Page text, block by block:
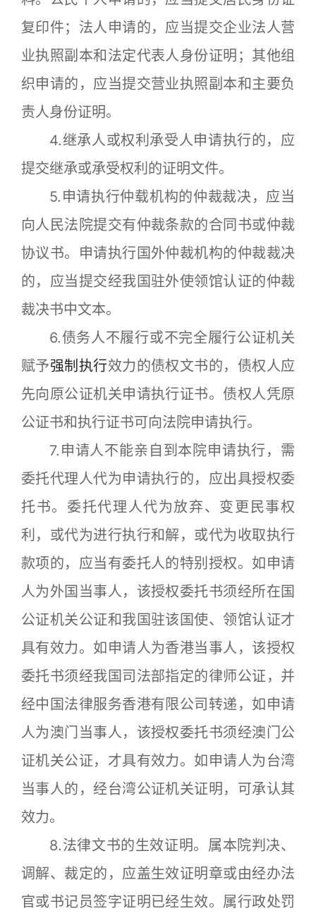
复印件；法人申请的，应当提交企业法人营
业执照副本和法定代表人身份证明；其他组
织申请的，应当提交营业执照副本和主要负
责人身份证明。
4.继承人或权利承受人申请执行的，应
提交继承或承受权利的证明文件。
5.申请执行仲载机构的仲裁裁决，应当
向人民法院提交有仲裁条款的合同书或仲裁
协议书。申请执行国外仲裁机构的仲裁裁决
的，应当提交经我国驻外使领馆认证的仲裁
裁决书中文本。
6.债务人不履行或不完全履行公证机关
赋予强制执行效力的债权文书的，债权人应
先向原公证机关申请执行证书。债权人凭原
公证书和执行证书可向法院申请执行。
7.申请人不能亲自到本院申请执行，需
委托代理人代为申请执行的，应出具授权委
托书。委托代理人代为放弃、变更民事权
利，或代为进行执行和解，或代为收取执行
款项的，应当有委托人的特别授权。如申请
人为外国当事人，该授权委托书须经所在国
公证机关公证和我国驻该国使、领馆认证才
具有效力。如申请人为香港当事人，该授权
委托书须经我国司法部指定的律师公证，并
经中国法律服务香港有限公司转递，如申请
人为澳门当事人，该授权委托书须经澳门公
证机关公证，才具有效力。如申请人为台湾
当事人的，经台湾公证机关证明，可承认其
效力。
8.法律文书的生效证明。属本院判决、
调解、裁定的，应盖生效证明章或由经办法
官或书记员签字证明已经生效。属行政处罚